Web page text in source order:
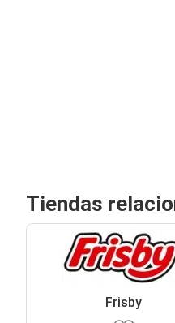
Tiendas
Frisby